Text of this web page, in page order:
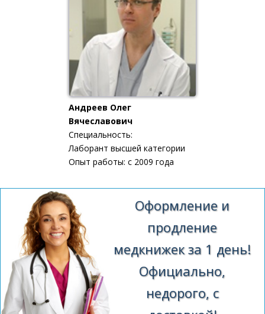
Андреев Олег
Вячеславович
Специальность:
Лаборант высшей категории
Опыт работы: с 2009 года
Оформление и
продление
медкнижек за 1 день!
Официально,
недорого, с